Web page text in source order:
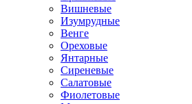
Вишневые
Изумрудные
Венге
Ореховые
Янтарные
Сиреневые
Салатовые
Фиолетовые